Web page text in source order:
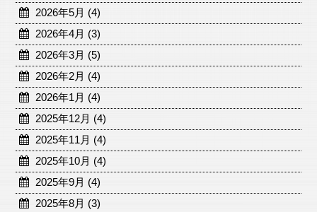
2026年5月 (4)
2026年4月 (3)
2026年3月 (5)
2026年2月 (4)
2026年1月 (4)
2025年12月 (4)
2025年11月 (4)
2025年10月 (4)
2025年9月 (4)
2025年8月 (3)